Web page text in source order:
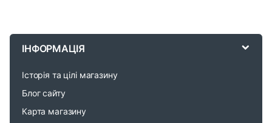
ІНФОРМАЦІЯ
Історія та цілі магазину
Блог сайту
Карта магазину